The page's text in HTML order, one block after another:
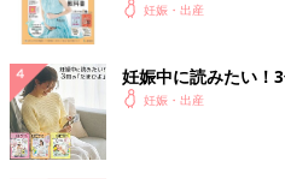
妊娠・出産
妊娠中に読みたい！
妊娠・出産